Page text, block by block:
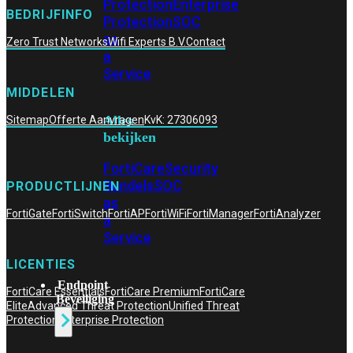
ProtectionEnterprise
ProtectionSOC
as
a
Service
Alles
bekijken
FortiCareSecurity
BundelsSOC
as
a
Service
Endpoint
Beveiliging
BEDRIJFINFO
Zero Trust NetworksWifi Experts B.V.Contact
MIDDELEN
SitemapOfferte AanvragenKvK: 27306093
PRODUCTLIJNEN
FortiGateFortiSwitchFortiAPFortiWiFiFortiManagerFortiAnalyzer
LICENTIES
FortiCare EssentialsFortiCare PremiumFortiCare
EliteAdvanced Threat ProtectionUnified Threat
Protection Enterprise Protection